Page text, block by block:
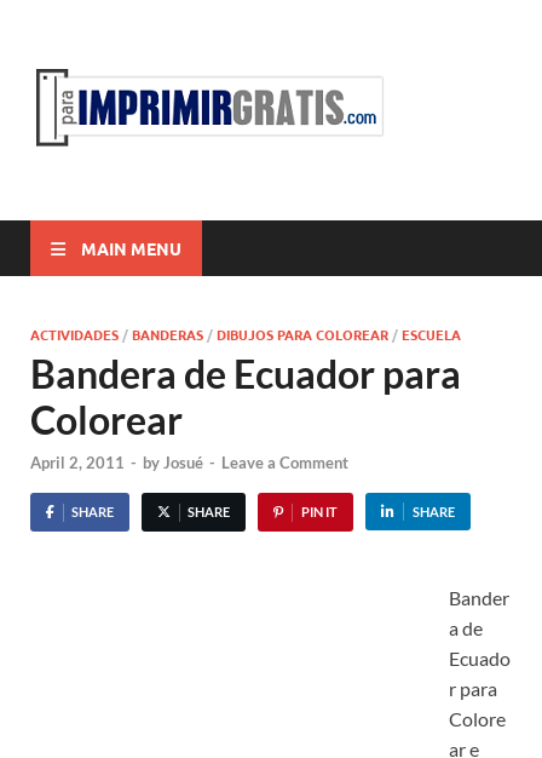
MAIN MENU
ACTIVIDADES /BANDERAS /DIBUJOS PARA COLOREAR /ESCUELA
Bandera de Ecuador para
Colorear
April 2, 2011 - byJosué - Leave a Comment
SHARE SHARE PIN IT SHARE
Bander
a de
Ecuado
r para
Colore
ar e